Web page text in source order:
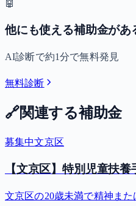
🤖
他にも使える補助金があ
AI診断で約1分で無料発見
無料診断
🔗関連する補助金
募集中文京区
【文京区】特別児童扶養
文京区の20歳未満で精神ま